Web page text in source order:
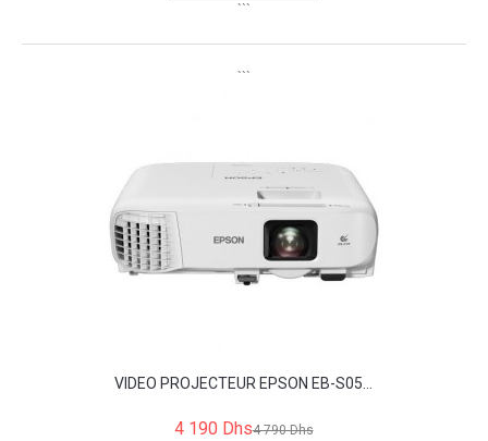
```
```
VIDEO PROJECTEUR EPSON EB-S05...
4 190 Dhs4 790 Dhs